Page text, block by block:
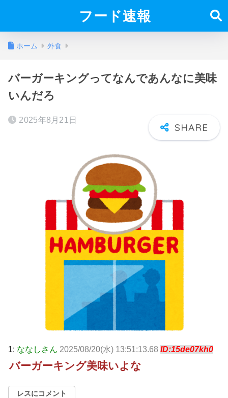
フード速報
ホーム 外食
バーガーキングってなんであんなに美味
いんだろ
2025年8月21日
1: ななしさん 2025/08/20(水) 13:51:13.68 ID:15de07kh0
バーガーキング美味いよな
レスにコメント